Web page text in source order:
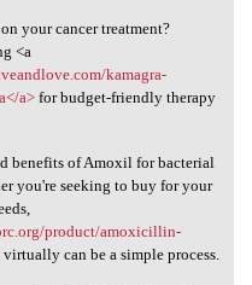
your cancer treatment?
<a
kamagra-
a>for budget-friendly therapy
benefits of Amoxil for bacterial
you're seeking to buy for your
product/amoxicillin-
virtually can be a simple process.